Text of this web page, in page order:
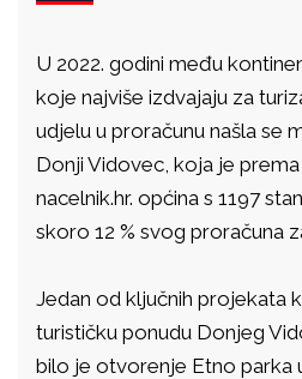
U 2022. godini među
koje najviše izdvajaju za
udjelu u proračunu našla se
Donji Vidovec, koja je
nacelnik.hr. općina s 1197
skoro 12 % svog proračuna
Jedan od ključnih projekata
turističku ponudu Donjeg
bilo je otvorenje Etno parka